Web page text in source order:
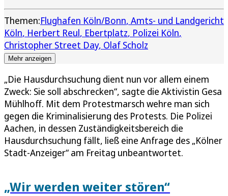
Themen:Flughafen Köln/Bonn Amts- und Landgericht
Köln Herbert Reul Ebertplatz Polizei Köln
Christopher Street Day Olaf Scholz
Mehr anzeigen
„Die Hausdurchsuchung dient nun vor allem einem
Zweck: Sie soll abschrecken“, sagte die Aktivistin Gesa
Mühlhoff. Mit dem Protestmarsch wehre man sich
gegen die Kriminalisierung des Protests. Die Polizei
Aachen, in dessen Zuständigkeitsbereich die
Hausdurchsuchung fällt, ließ eine Anfrage des „Kölner
Stadt-Anzeiger“ am Freitag unbeantwortet.
„Wir werden weiter stören“